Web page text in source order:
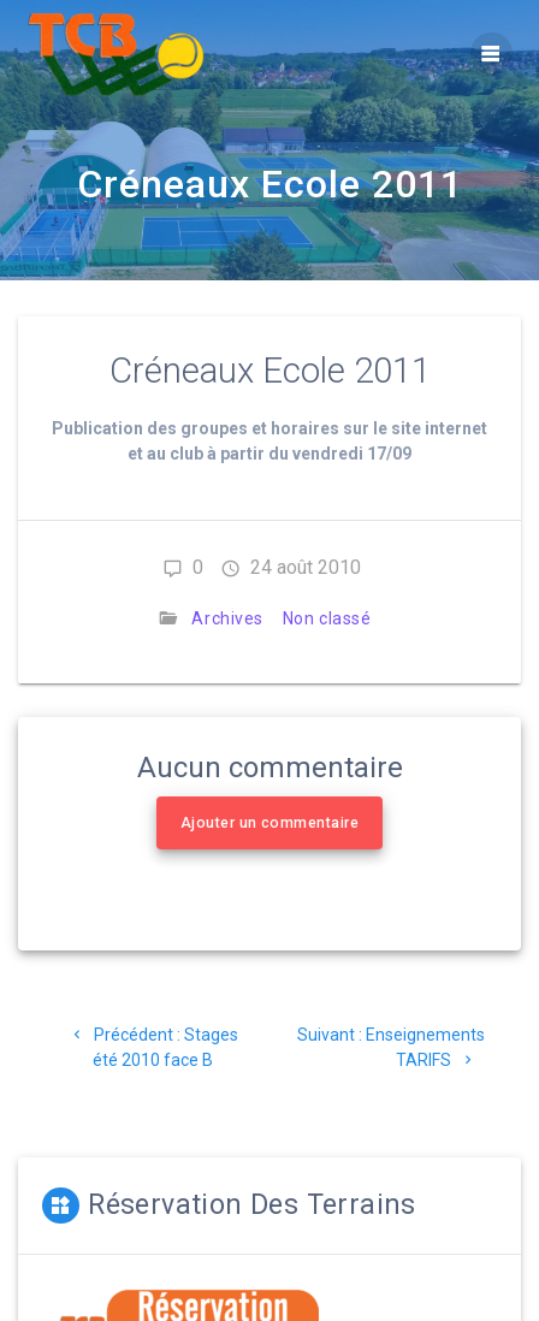
Créneaux Ecole 2011
Créneaux Ecole 2011
Publication des groupes et horaires sur le site internet
et au club à partir du vendredi 17/09
0 24 août 2010
Archives Non classé
Aucun commentaire
Ajouter un commentaire
Précédent : Article
précédent
Stages
été 2010 face B
Suivant : Article
suivant
Enseignements
TARIFS
Réservation Des Terrains